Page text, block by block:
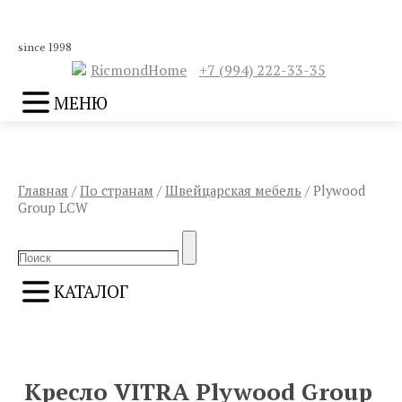
since 1998
RicmondHome +7 (994) 222-33-35
МЕНЮ
Главная /По странам /Швейцарская мебель / Plywood
Group LCW
for:
КАТАЛОГ
Кресло VITRA Plywood Group